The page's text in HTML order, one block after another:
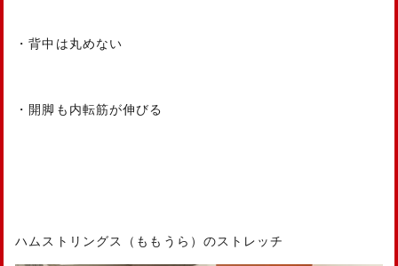
・背中は丸めない
・開脚も内転筋が伸びる
ハムストリングス（ももうら）のストレッチ